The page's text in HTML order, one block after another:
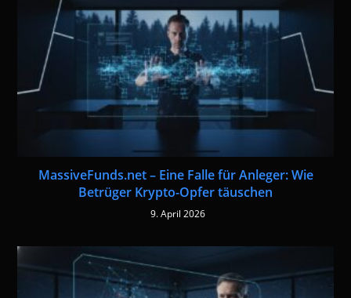
MassiveFunds.net – Eine Falle für Anleger: Wie
Betrüger Krypto-Opfer täuschen
9. April 2026